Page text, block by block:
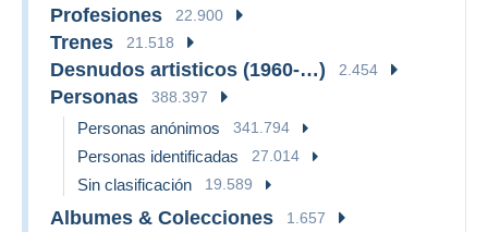
Profesiones 22.900
Trenes 21.518
Desnudos artisticos (1960-…) 2.454
Personas 388.397
Personas anónimos 341.794
Personas identificadas 27.014
Sin clasificación 19.589
Albumes & Colecciones 1.657